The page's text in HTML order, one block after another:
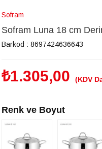
Sofram
Sofram Luna 18 cm
Barkod : 8697424636643
₺1.305,00 (KDV
Renk ve Boyut